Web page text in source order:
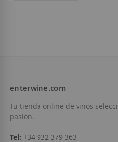
Añadir a la Lista
enterwine.com
Tu tienda online de vinos
pasión.
Tel: +34 932 379 363